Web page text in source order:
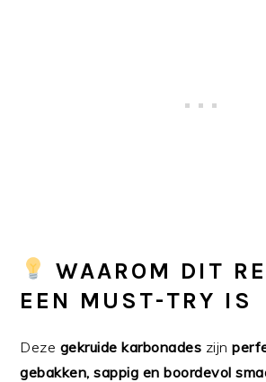
WAAROM DIT
EEN MUST-TRY IS
Deze gekruide karbonades zijn
gebakken, sappig en boordevol